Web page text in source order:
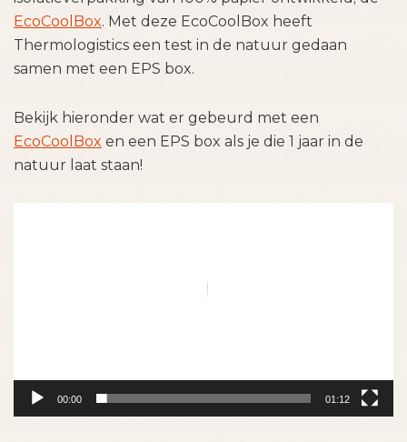
EcoCoolBox. Met deze EcoCoolBox heeft
Thermologistics een test in de natuur gedaan
samen met een EPS box.
Bekijk hieronder wat er gebeurd met een
EcoCoolBox en een EPS box als je die 1 jaar in de
natuur laat staan!
00:00 01:12